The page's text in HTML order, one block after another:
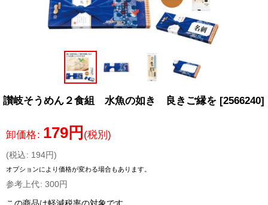
讃岐そうめん２食組 水魚の如き 良きご縁を [2566240]
卸価格: 179円 (税別)
(税込: 194円)
オプションにより価格が変わる場合もあります。
参考上代: 300円